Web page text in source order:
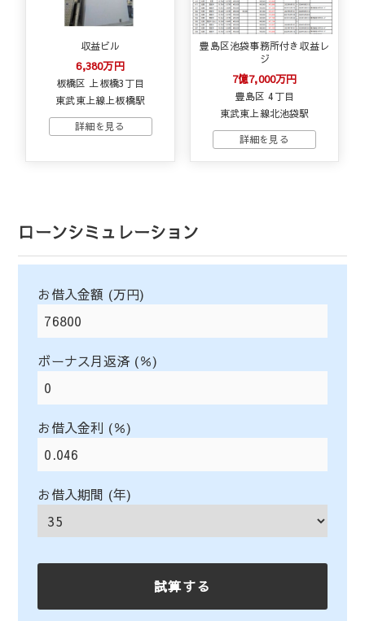
収益ビル
6,380万円
板橋区 上板橋3丁目
東武東上線上板橋駅
豊島区池袋事務所付き収益レ
ジ
7億7,000万円
豊島区 4丁目
東武東上線北池袋駅
ローンシミュレーション
お借入金額 (万円)
ボーナス月返済 (％)
お借入金利 (％)
お借入期間 (年)